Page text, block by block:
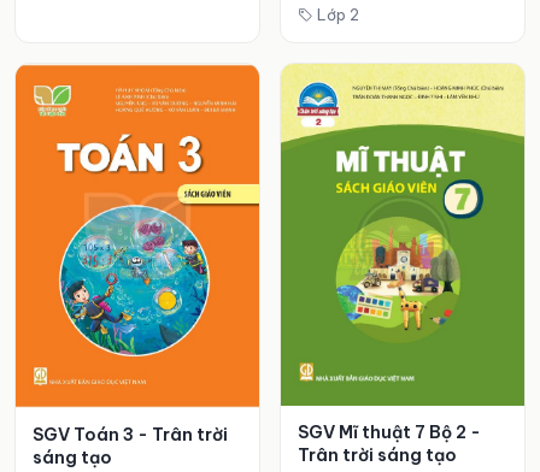
Lớp 2
SGV Toán 3 - Trân trời
sáng tạo
SGV Mĩ thuật 7 Bộ 2 -
Trân trời sáng tạo